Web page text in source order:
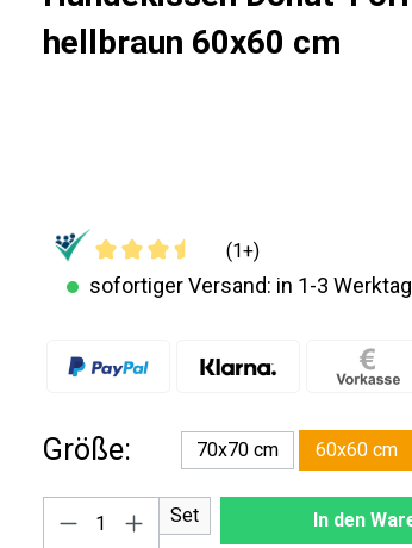
hellbraun 60x60 cm
(1+)
sofortiger Versand: in 1-3
Größe: 70x70 cm 60x60 cm
Produkt Anzahl: Gib den
Set In den